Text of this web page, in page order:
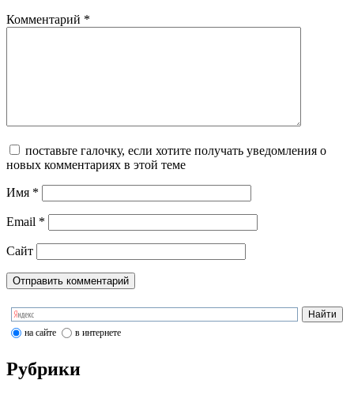
Комментарий *
поставьте галочку, если хотите получать уведомления о
новых комментариях в этой теме
Имя *
Email *
Сайт
на сайте в интернете
Рубрики